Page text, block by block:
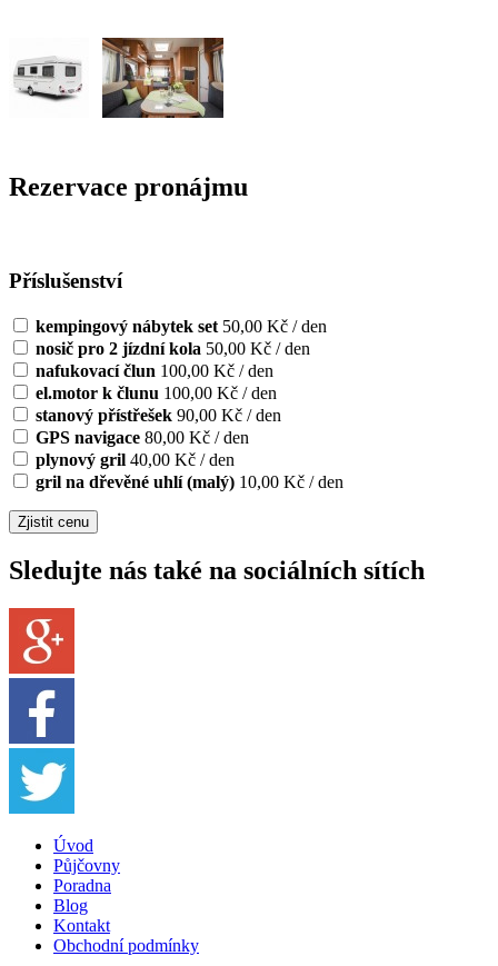
Rezervace pronájmu
Příslušenství
kempingový nábytek set 50,00 Kč / den
nosič pro 2 jízdní kola 50,00 Kč / den
nafukovací člun 100,00 Kč / den
el.motor k člunu 100,00 Kč / den
stanový přístřešek 90,00 Kč / den
GPS navigace 80,00 Kč / den
plynový gril 40,00 Kč / den
gril na dřevěné uhlí (malý) 10,00 Kč / den
Sledujte nás také na sociálních sítích
Úvod
Půjčovny
Poradna
Blog
Kontakt
Obchodní podmínky